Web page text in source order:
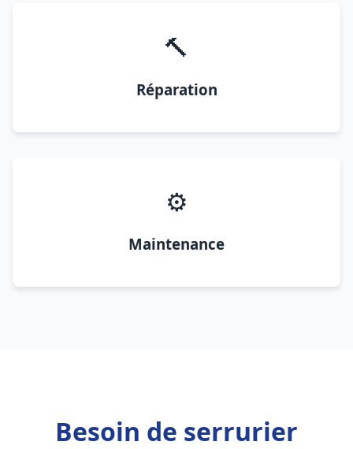
🔨
Réparation
⚙️
Maintenance
Besoin de serrurier